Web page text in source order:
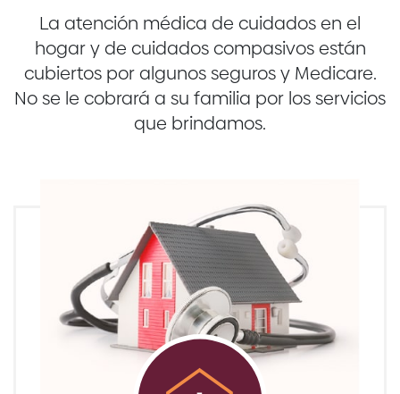
La atención médica de cuidados en el
hogar y de cuidados compasivos están
cubiertos por algunos seguros y Medicare.
No se le cobrará a su familia por los servicios
que brindamos.